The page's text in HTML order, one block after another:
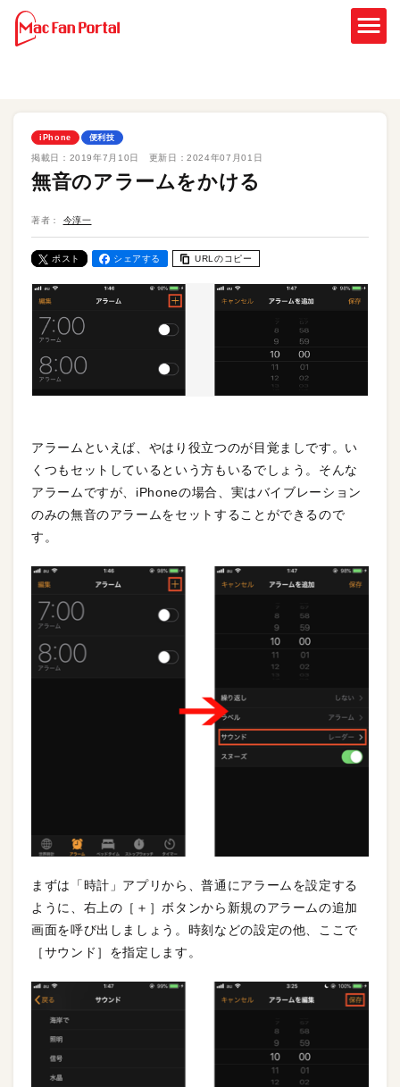
iPhone 便利技
掲載日： 2019年7月10日 更新日：2024年07月01日
無音のアラームをかける
著者： 今淳一
ポスト シェアする URLのコピー
アラームといえば、やはり役立つのが目覚ましです。い
くつもセットしているという方もいるでしょう。そんな
アラームですが、iPhoneの場合、実はバイブレーション
のみの無音のアラームをセットすることができるので
す。
まずは「時計」アプリから、普通にアラームを設定する
ように、右上の［＋］ボタンから新規のアラームの追加
画面を呼び出しましょう。時刻などの設定の他、ここで
［サウンド］を指定します。